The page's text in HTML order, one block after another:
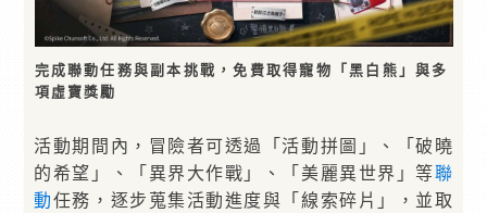
完成聯動任務與副本挑戰，免費取得寵物「黑白熊」與多
項虛寶獎勵
活動期間內，冒險者可透過「活動拼圖」、「破曉
的希望」、「異界大作戰」、「美麗異世界」等聯
動任務，逐步蒐集活動進度與「線索碎片」，並取